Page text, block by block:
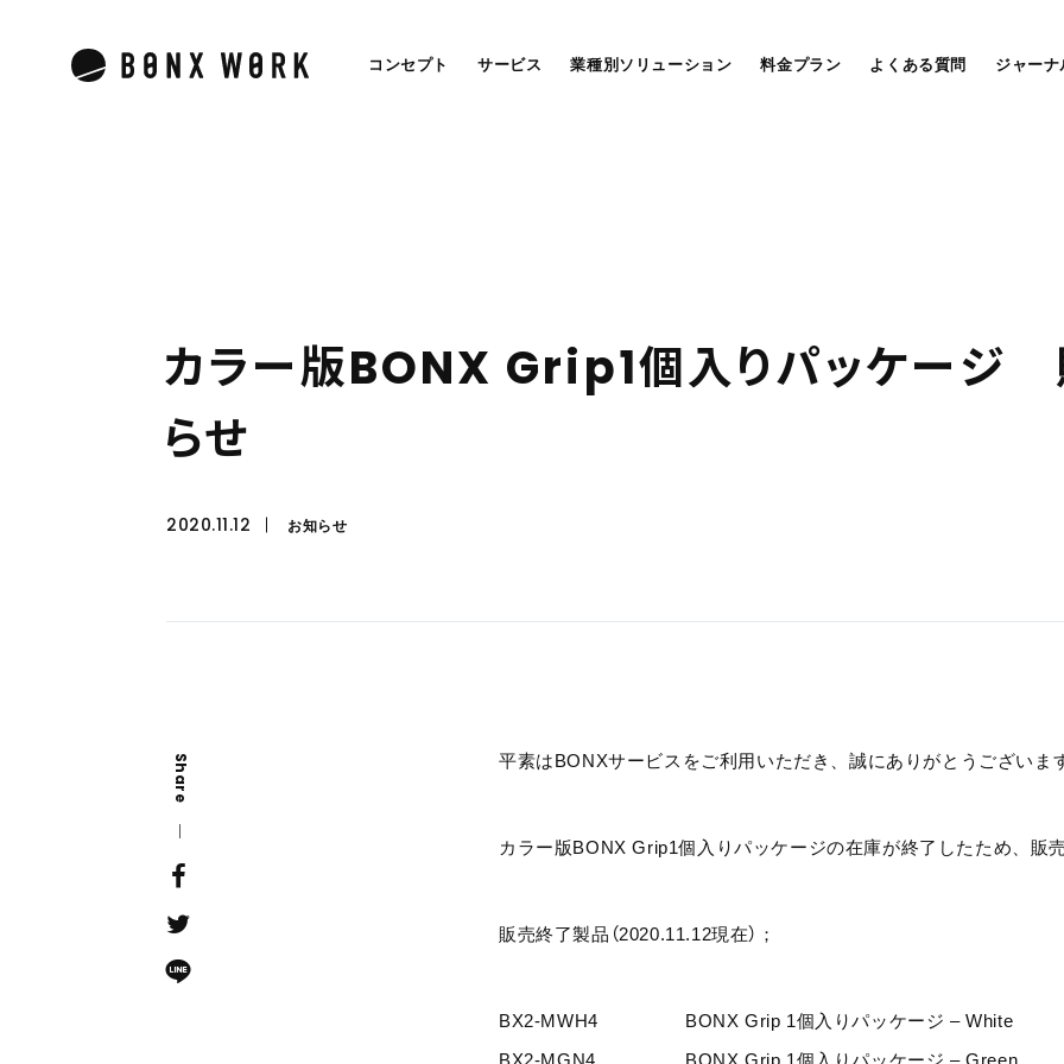
コンセプト サービス 業種別ソリューション 料金プラン よくある質問 ジャーナ
カラー版BONX Grip1個入りパッケージ
らせ
2020.11.12 お知らせ
Share 平素はBONXサービスをご利用いただき、誠にありがとうございま
カラー版BONX Grip1個入りパッケージの在庫が終了したため、販
販売終了製品（2020.11.12現在）；
BX2-MWH4
BONX Grip 1個入りパッケージ – White
BX2-MGN4
BONX Grip 1個入りパッケージ – Green